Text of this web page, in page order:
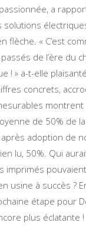
a
solutions
flèche. « C’est
de l’ère du
! » a-t-elle
concrets,
montrent
de 50% de
adoption de
lu, 50%. Qui
imprimés
usine à succès ?
étape pour
plus éclatante !